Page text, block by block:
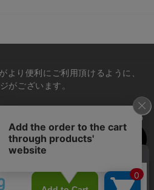
定商取引法に基づく表記
より便利にご利用頂けるように、
がございます。
情報をPC上で記録管理する技術の
訪問された際に、お客様のデバイ
のデバイス間からサーバーへ送り
る情報のみで、お客様個人を特定